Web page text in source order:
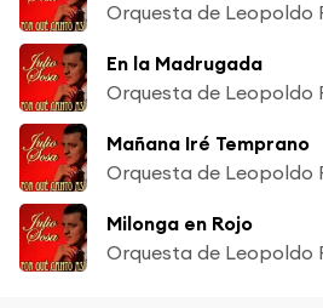
Orquesta de Leopoldo
En la Madrugada
Orquesta de Leopoldo
Mañana Iré Temprano
Orquesta de Leopoldo
Milonga en Rojo
Orquesta de Leopoldo